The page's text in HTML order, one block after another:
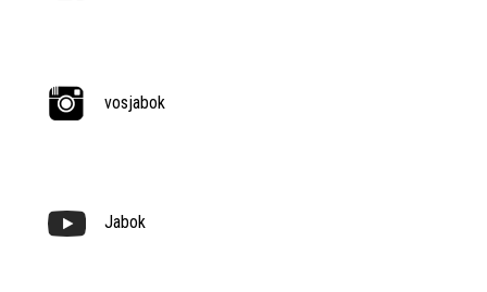
vosjabok
Jabok